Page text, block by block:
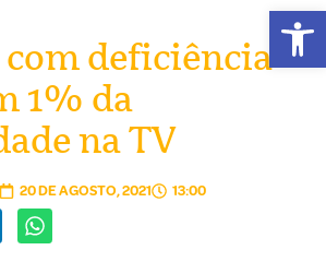
com deficiência
1% da
na TV
20 DE AGOSTO, 2021 13:00